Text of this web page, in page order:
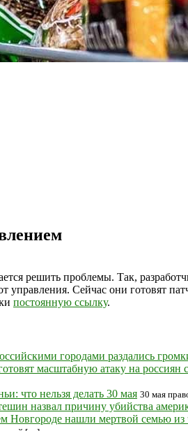
решить проблемы. Так,
Сейчас они готовят
постоянную ссылку.
городами раздались
масштабную атаку на россиян
что нельзя делать 30 мая 30 мая
назвал причину убийства
Новгороде нашли мертвой семью из